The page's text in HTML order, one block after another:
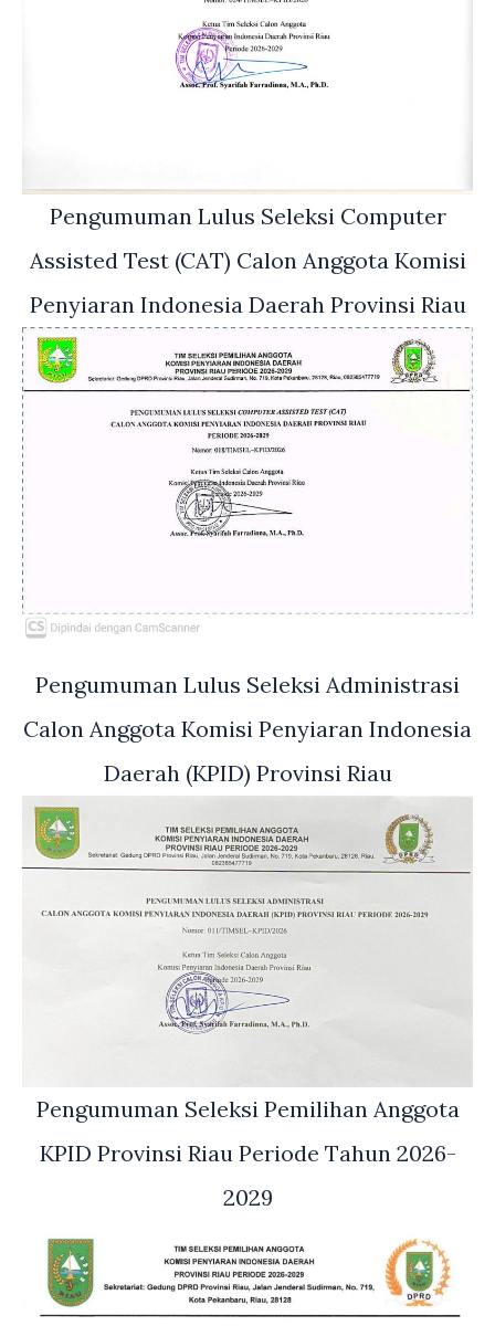
Pengumuman Lulus Seleksi Computer
Assisted Test (CAT) Calon Anggota Komisi
Penyiaran Indonesia Daerah Provinsi Riau
Pengumuman Lulus Seleksi Administrasi
Calon Anggota Komisi Penyiaran Indonesia
Daerah (KPID) Provinsi Riau
Pengumuman Seleksi Pemilihan Anggota
KPID Provinsi Riau Periode Tahun 2026-
2029